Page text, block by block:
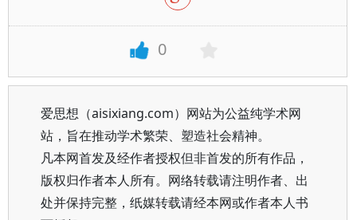
0
爱思想（aisixiang.com）网站为公益纯学术网
站，旨在推动学术繁荣、塑造社会精神。
凡本网首发及经作者授权但非首发的所有作品，
版权归作者本人所有。网络转载请注明作者、出
处并保持完整，纸媒转载请经本网或作者本人书